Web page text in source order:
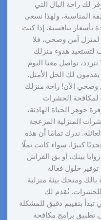
لك راحة البال التي
المناسبة، ولهذا نسعى
بأسعار تنافسية. إذا كنت
آمن وصحي، فلا
لتستعيد هدوء منزلك
تواصل معنا اليوم
ودع خبرائنا يقدمون لك الحل الأمثل.
وصحي الآن! راحة منزلك
لمكافحة الحشرات
جوهر الحياة الهادئة،
المنزلية المزعجة
ندرك تمامًا أن هذه
كبيرًا. سواء كانت نملًا
بيتك، أو بق الفراش
حلول فعالة
ومنحك بيئة منزلية
للحشرات. نُقدم لك
تبدأ بتقييم دقيق للمشكلة
تطبيق برامج مكافحة